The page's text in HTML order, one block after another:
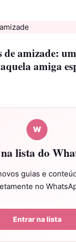
de amizade:
amiga
W
lista do
guias e
no
Entrar na lista